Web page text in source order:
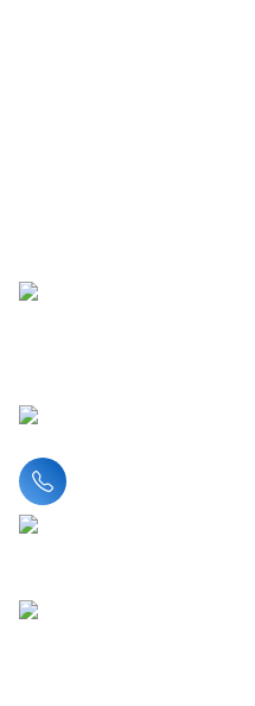
Liên hệ hotline